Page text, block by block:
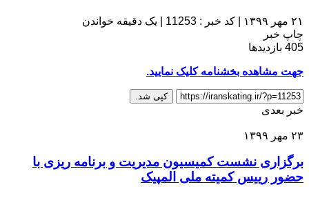
۲۱ مهر ۱۳۹۹ کد خبر : 11253
یک دقیقه خواندن
چاپ خبر
405 بازدیدها
جهت مشاهده بخشنامه کلیک نمایید.
کپی شد.
خبر بعدی
۲۳ مهر ۱۳۹۹
برگزاری نشست کمیسیون مدیریت و برنامه ریزی با
حضور رییس کمیته ملی المپیک